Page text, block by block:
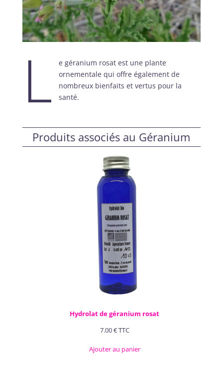
L
e géranium rosat est une plante
ornementale qui offre également de
nombreux bienfaits et vertus pour la
santé.
Produits associés au Géranium
Hydrolat de géranium rosat
7.00€TTC
Ajouter au panier